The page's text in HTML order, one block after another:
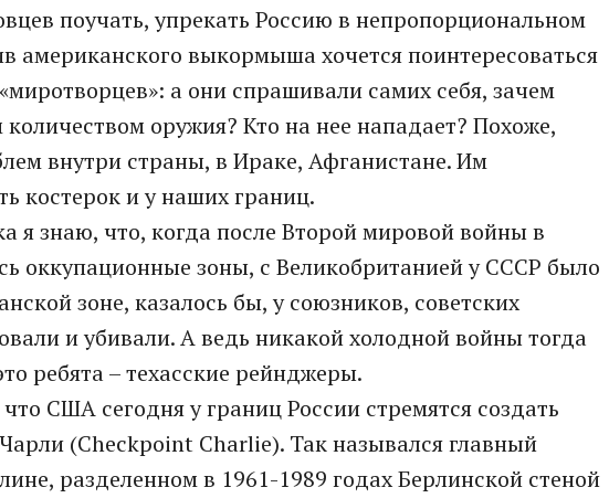
поучать, упрекать Россию в непропорциональном
американского выкормыша хочется поинтересоваться
а они спрашивали самих себя, зачем
оружия? Кто на нее нападает? Похоже,
внутри страны, в Ираке, Афганистане. Им
костерок и у наших границ.
я знаю, что, когда после Второй мировой войны в
оккупационные зоны, с Великобританией у СССР было
зоне, казалось бы, у союзников, советских
и убивали. А ведь никакой холодной войны тогда
ребята – техасские рейнджеры.
США сегодня у границ России стремятся создать
(Checkpoint Charlie). Так назывался главный
разделенном в 1961-1989 годах Берлинской стеной